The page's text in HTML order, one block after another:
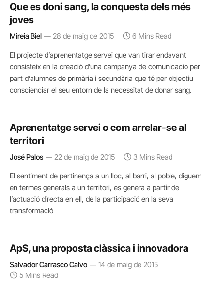
Que es doni sang, la conquesta dels més
joves
Mireia Biel 28 de maig de 2015 6 Mins Read
El projecte d’aprenentatge servei que van tirar endavant
consisteix en la creació d’una campanya de comunicació per
part d’alumnes de primària i secundària que té per objectiu
conscienciar el seu entorn de la necessitat de donar sang.
Aprenentatge servei o com arrelar-se al
territori
José Palos 22 de maig de 2015 3 Mins Read
El sentiment de pertinença a un lloc, al barri, al poble, diguem
en termes generals a un territori, es genera a partir de
l’actuació directa en ell, de la participació en la seva
transformació
ApS, una proposta clàssica i innovadora
Salvador Carrasco Calvo
14 de maig de 2015
5 Mins Read